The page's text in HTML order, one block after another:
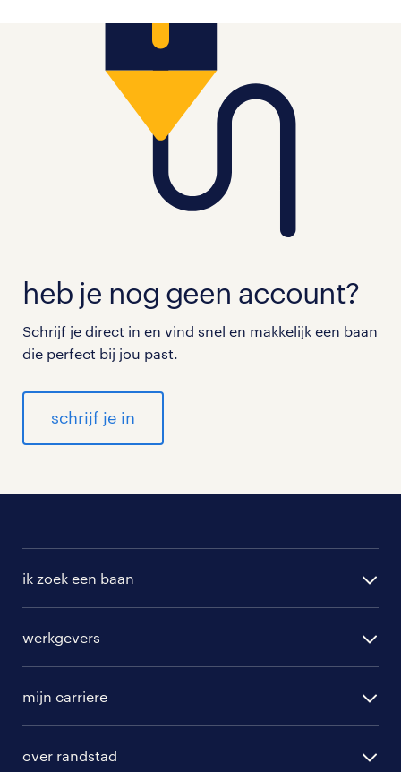
heb je nog geen account?
Schrijf je direct in en vind snel en makkelijk een baan
die perfect bij jou past.
schrijf je in
ik zoek een baan
randstad professional
randstad digital
werkgevers
hr-diensten
mijn carriere
over randstad